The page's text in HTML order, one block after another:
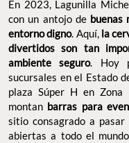
En 2023, Lagunilla
con un antojo de buenas
entorno digno. Aquí, la
divertidos son tan
ambiente seguro. Hoy
sucursales en el Estado
plaza Súper H en Zona
montan barras para
sitio consagrado a
abiertas a todo el